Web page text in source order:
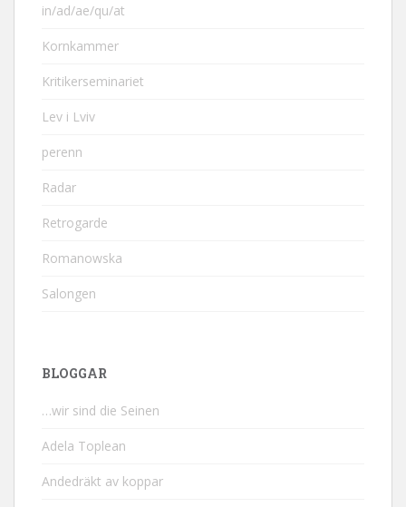
in/ad/ae/qu/at
Kornkammer
Kritikerseminariet
Lev i Lviv
perenn
Radar
Retrogarde
Romanowska
Salongen
BLOGGAR
…wir sind die Seinen
Adela Toplean
Andedräkt av koppar